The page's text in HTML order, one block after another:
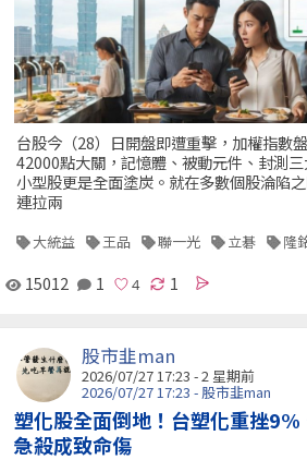
台股今（28）日開盤即遭重擊，加權指數
42000點大關，記憶體、被動元件、封測
小型股更是全面塗炭。就在多數個股淪陷
連拉兩
大統益 王品 聯一光 立碁 隆
15012 1 1
股市韭man
2026/07/27 17:23 - 2 星期前
2026/07/27 17:23 - 股市韭man
塑化股全面倒地！台塑化重挫
急殺成致命傷